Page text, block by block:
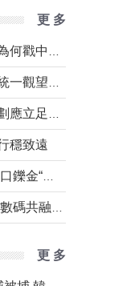
更 多
穩致遠
更 多